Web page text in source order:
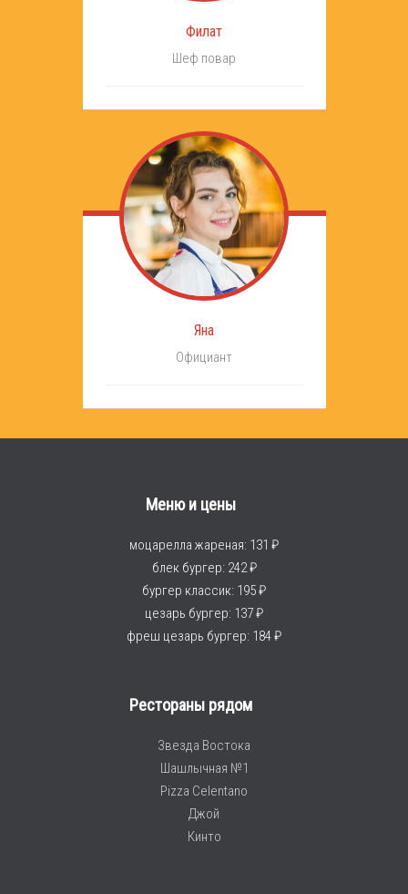
Филат
Шеф повар
Яна
Официант
Меню и цены
моцарелла жареная: 131 ₽
блек бургер: 242 ₽
бургер классик: 195 ₽
цезарь бургер: 137 ₽
фреш цезарь бургер: 184 ₽
Рестораны рядом
Звезда Востока
Шашлычная №1
Pizza Celentano
Джой
Кинто